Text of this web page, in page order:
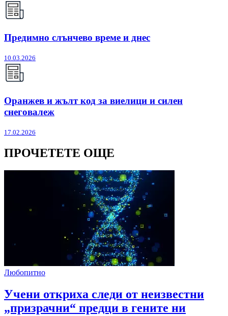
Предимно слънчево време и днес
10.03.2026
Оранжев и жълт код за виелици и силен
снеговалеж
17.02.2026
ПРОЧЕТЕТЕ ОЩЕ
Любопитно
Учени откриха следи от неизвестни
„призрачни“ предци в гените ни